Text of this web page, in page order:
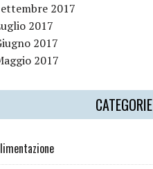
2017
2017
2017
2017
CATEGORIE